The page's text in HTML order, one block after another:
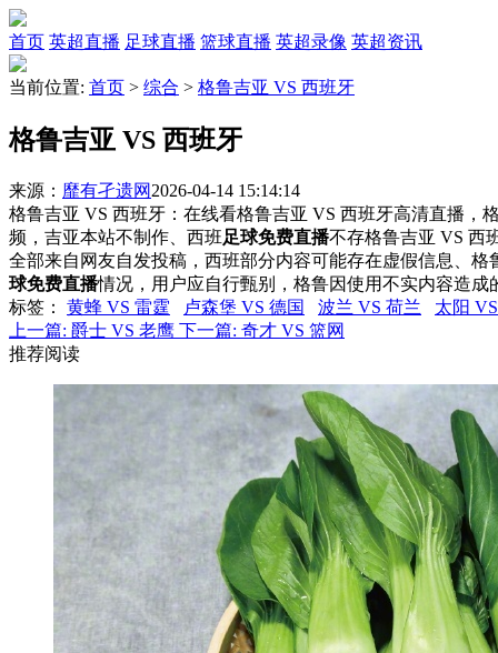
首页 英超直播 足球直播 篮球直播 英超录像 英超资讯
当前位置: 首页 > 综合 > 格鲁吉亚 VS 西班牙
格鲁吉亚 VS 西班牙
来源： 靡有孑遗网 2026-04-14 15:14:14
格鲁吉亚 VS 西班牙：在线看格鲁吉亚 VS 西班牙高清直播，
频，吉亚本站不制作、西班足球免费直播不存格鲁吉亚 VS 西
全部来自网友自发投稿，西班部分内容可能存在虚假信息、
球免费直播情况，用户应自行甄别，格鲁因使用不实内容造
标签 ： 黄蜂 VS 雷霆 卢森堡 VS 德国 波兰 VS 荷兰
太阳
上一篇: 爵士 VS 老鹰 下一篇: 奇才 VS 篮网
推荐阅读